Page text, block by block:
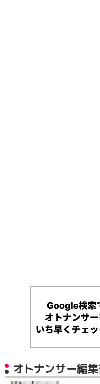
オトナンサー編